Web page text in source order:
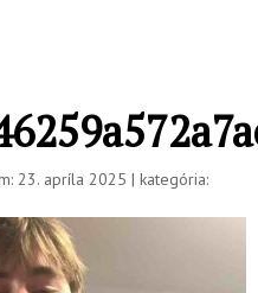
23. apríla 2025 | kategória: